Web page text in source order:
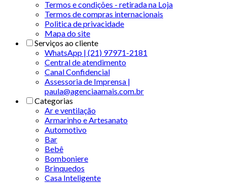
Termos e condições - retirada na Loja
Termos de compras internacionais
Politica de privacidade
Mapa do site
Serviços ao cliente
WhatsApp | (21) 97971-2181
Central de atendimento
Canal Confidencial
Assessoria de Imprensa |
paula@agenciaamais.com.br
Categorias
Ar e ventilação
Armarinho e Artesanato
Automotivo
Bar
Bebê
Bomboniere
Brinquedos
Casa Inteligente